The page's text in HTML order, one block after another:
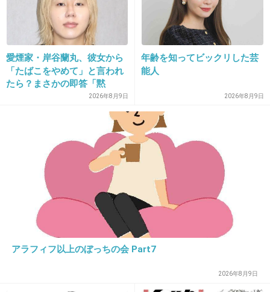
2013/12/06(金) 10:00:10
このお爺ちゃん
めちゃめちゃ金持ちらしいじゃん
女大成功ブイ(^O^)vだね
+158
2013/12/06(金) 10:00:44
何が男のけじめなんだろう。ま、私には関係な
いけどね。
愛煙家・岸谷蘭丸、彼女から
「たばこをやめて」と言われ
たら？まさかの即答「黙
2026年8月9日
年齢を知ってビックリした芸
能人
2026年8月9日
アラフィフ以上のぼっちの会 Part7
2026年8月9日